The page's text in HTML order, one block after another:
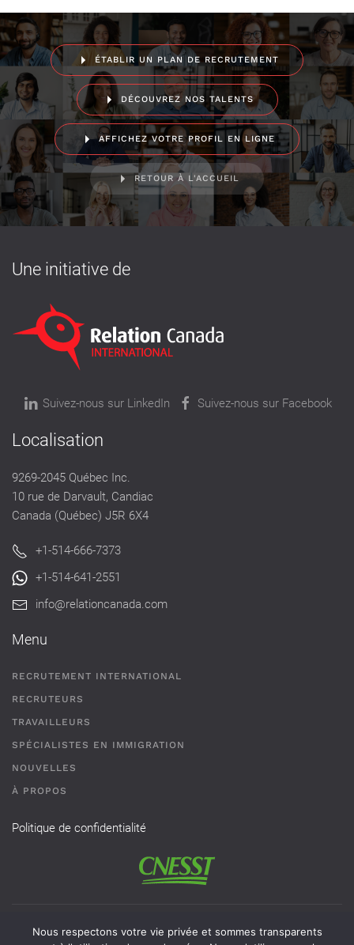
ÉTABLIR UN PLAN DE RECRUTEMENT
DÉCOUVREZ NOS TALENTS
AFFICHEZ VOTRE PROFIL EN LIGNE
RETOUR À L'ACCUEIL
Une initiative de
Suivez-nous sur LinkedIn Suivez-nous sur Facebook
Localisation
9269-2045 Québec Inc.
10 rue de Darvault, Candiac
Canada (Québec) J5R 6X4
+1-514-666-7373
+1-514-641-2551
info@relationcanada.com
Menu
RECRUTEMENT INTERNATIONAL
RECRUTEURS
TRAVAILLEURS
SPÉCIALISTES EN IMMIGRATION
NOUVELLES
À PROPOS
Politique de confidentialité
Permis de recrutement # AR-2101593 - Une agence de
Nous respectons votre vie privée et sommes transparents